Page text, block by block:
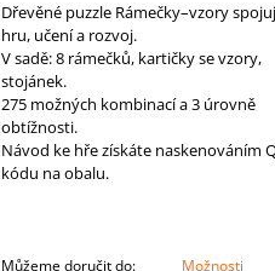
Dřevěné puzzle Rámečky–vzory
hru, učení a rozvoj.
V sadě: 8 rámečků, kartičky se vzory,
stojánek.
275 možných kombinací a 3 úrovně
obtížnosti.
Návod ke hře získáte naskenováním
kódu na obalu.
Můžeme doručit do:
Možnosti